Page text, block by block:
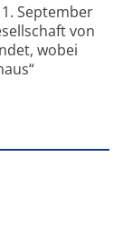
September
von
wobei